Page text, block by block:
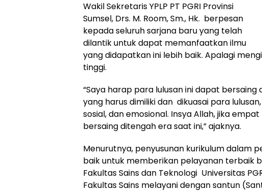
Wakil Sekretaris YPLP PT PGRI Provinsi
Sumsel, Drs. M. Room, Sm., Hk. berpesan
kepada seluruh sarjana baru yang telah
dilantik untuk dapat memanfaatkan ilmu
yang didapatkan ini lebih baik. Apalagi
tinggi.
“Saya harap para lulusan ini dapat
yang harus dimiliki dan dikuasai para
sosial, dan emosional. Insya Allah, jika
bersaing ditengah era saat ini,” ajaknya.
Menurutnya, penyusunan kurikulum dalam
baik untuk memberikan pelayanan terbaik
Fakultas Sains dan Teknologi Universitas
Fakultas Sains melayani dengan santun